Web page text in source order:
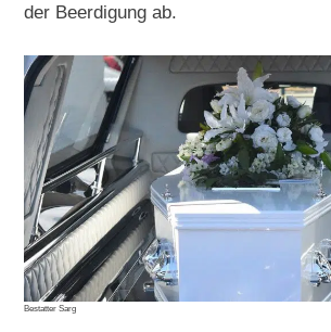
der Beerdigung ab.
Bestatter Sarg